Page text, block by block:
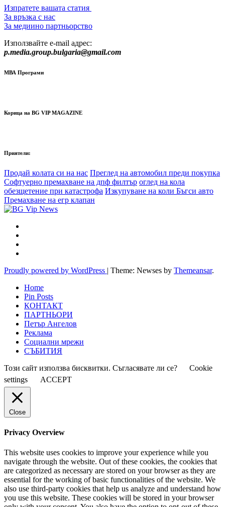
Изпратете вашата статия
За връзка с нас
За медиино партньорство
Използвайте e-mail адрес:
p.media.group.bulgaria@gmail.com
МВА Програми
Корица на BG VIP MAGAZINE
Приятели:
Продай колата си на нас Преглед на автомобил преди покупка
Софтуерно премахване на дпф филтър оглед на кола
обезщетение при катастрофа Изкупуване на коли Бъгси авто
Премахване на егр клапан
Proudly powered by WordPress | Theme: Newses by Themeansar.
Home
Pin Posts
КОНТАКТ
ПАРТНЬОРИ
Петър Ангелов
Реклама
Социални мрежи
СЪБИТИЯ
Този сайт използва бисквитки. Съгласявате ли се?
Cookie
settings
ACCEPT
Close
Privacy Overview
This website uses cookies to improve your experience while you
navigate through the website. Out of these cookies, the cookies that
are categorized as necessary are stored on your browser as they are
essential for the working of basic functionalities of the website. We
also use third-party cookies that help us analyze and understand how
you use this website. These cookies will be stored in your browser